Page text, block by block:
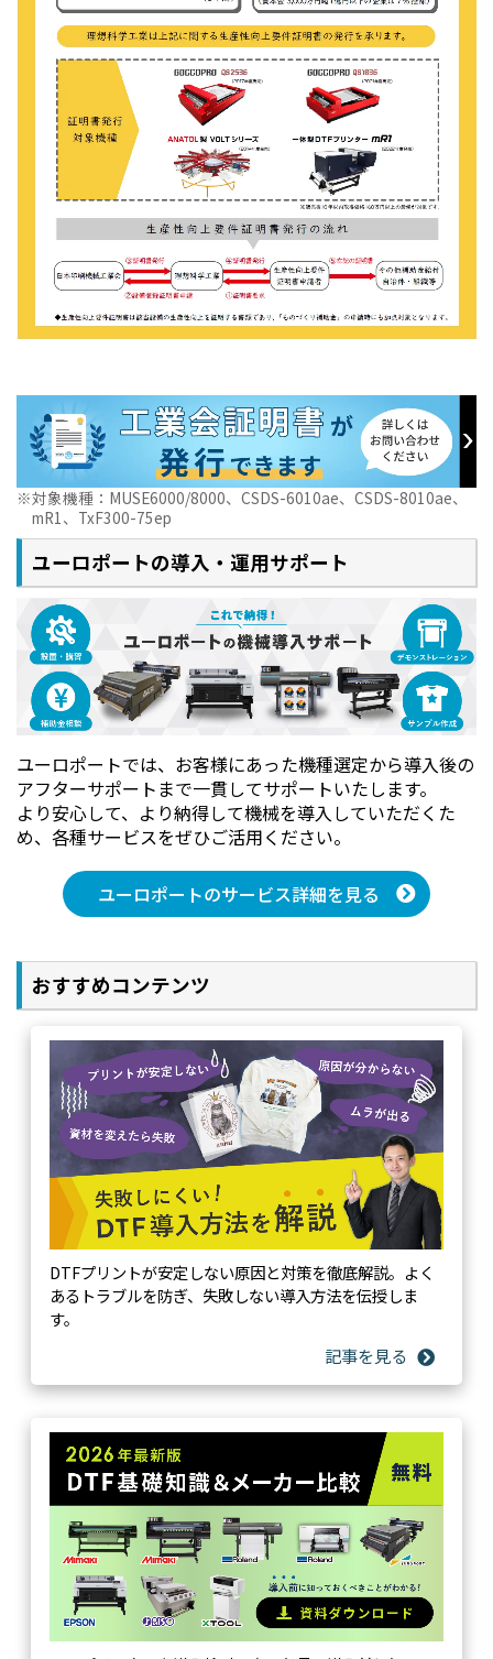
対象機種：MUSE6000/8000、CSDS-6010ae、CSDS-8010ae、
mR1、TxF300-75ep
ユーロポートの導入・運用サポート
ユーロポートでは、お客様にあった機種選定から導入後の
アフターサポートまで一貫してサポートいたします。
より安心して、より納得して機械を導入していただくた
め、各種サービスをぜひご活用ください。
ユーロポートのサービス詳細を見る
おすすめコンテンツ
DTFプリントが安定しない原因と対策を徹底解説。よく
あるトラブルを防ぎ、失敗しない導入方法を伝授しま
す。